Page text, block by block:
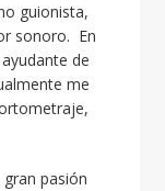
guionista,
sonoro. En
de
me
pasión